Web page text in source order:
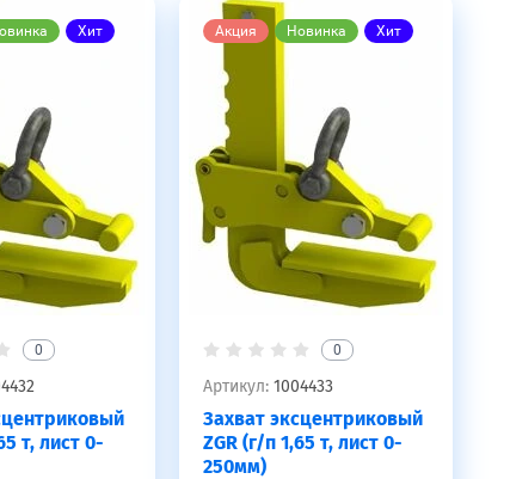
Хит
0
т, лист 0-
Акция Новинка Хит
0
Артикул:1004433
Захват эксцентриковый
ZGR (г/п 1,65 т, лист 0-
250мм)